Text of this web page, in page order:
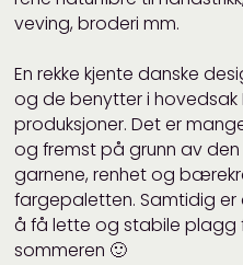
veving, broderi mm.
En rekke kjente danske
og de benytter i hovedsak
produksjoner. Det er
og fremst på grunn av
garnene, renhet og
fargepaletten. Samtidig
å få lette og stabile plagg
sommeren 🙂